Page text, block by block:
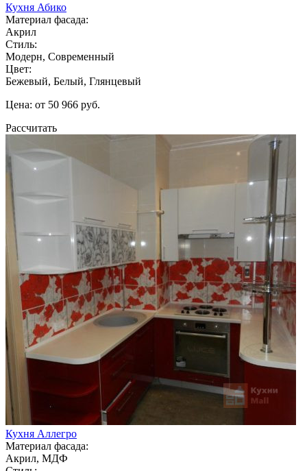
Кухня Абико
Материал фасада:
Акрил
Стиль:
Модерн, Современный
Цвет:
Бежевый, Белый, Глянцевый
Цена: от 50 966 руб.
Рассчитать
Кухня Аллегро
Материал фасада:
Акрил, МДФ